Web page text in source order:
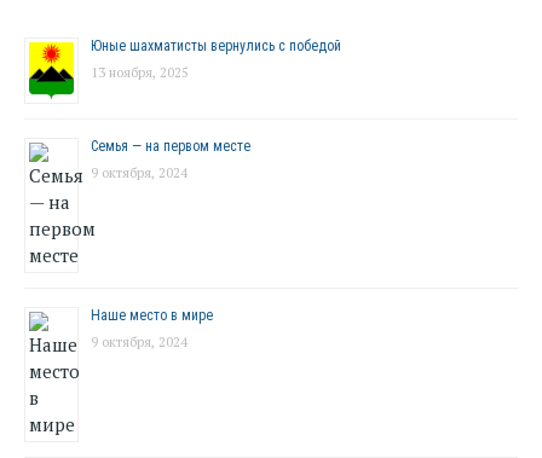
Юные шахматисты вернулись с победой
13 ноября, 2025
Семья — на первом месте
9 октября, 2024
Наше место в мире
9 октября, 2024